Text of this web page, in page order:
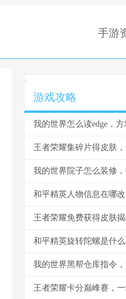
手游
.
游戏攻略
我的世界怎么读edge，
王者荣耀集碎片得皮肤
我的世界院子怎么装修
和平精英人物信息在哪
王者荣耀免费获得皮肤